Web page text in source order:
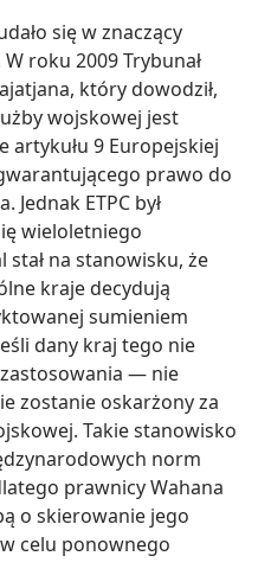
się w znaczący
roku 2009 Trybunał
który dowodził,
wojskowej jest
artykułu 9 Europejskiej
prawo do
ETPC był
wieloletniego
stał na stanowisku, że
kraje decydują
sumieniem
dany kraj tego nie
— nie
zostanie oskarżony za
Takie stanowisko
norm
prawnicy Wahana
o skierowanie jego
celu ponownego